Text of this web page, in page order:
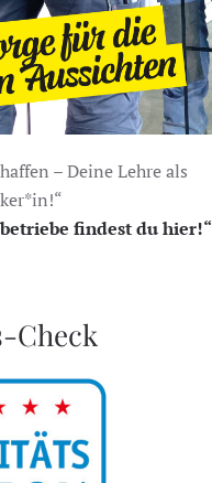
– Deine Lehre als
findest du hier!“
Check